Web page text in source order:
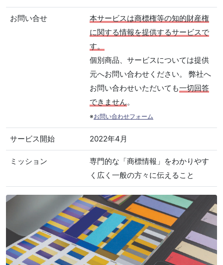
お問い合せ
本サービスは商標権等の知的財産権
に関する情報を提供するサービスで
す。
個別商品、サービスについては提供
元へお問い合わせください。 弊社へ
お問い合わせいただいても一切回答
できません。
※お問い合わせフォーム
サービス開始 2022年4月
ミッション
専門的な「商標情報」をわかりやす
く広く一般の方々に伝えること